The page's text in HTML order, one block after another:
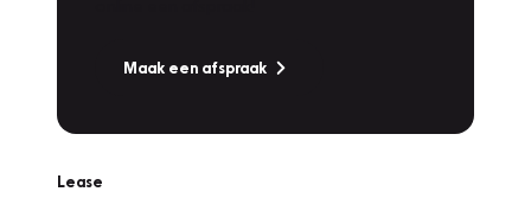
Maak een afspraak
Lease